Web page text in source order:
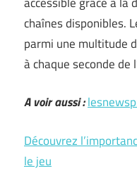
chaînes disponibles.
parmi une multitude
à chaque seconde de
A voir aussi :
Découvrez
le jeu